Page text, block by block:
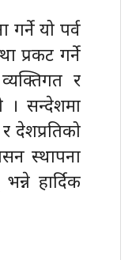
यो पर्व
प्रकट गर्ने
र
। सन्देशमा
देशप्रतिको
स्थापना
हार्दिक